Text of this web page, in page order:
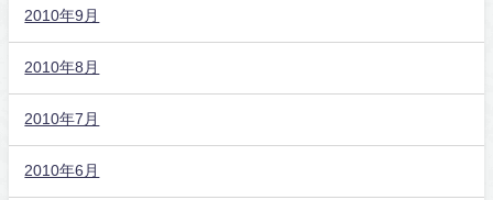
2010年9月
2010年8月
2010年7月
2010年6月